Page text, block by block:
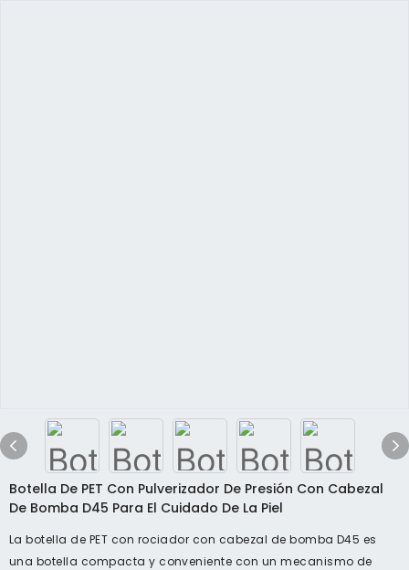
Botella De PET Con Pulverizador De Presión Con Cabezal
De Bomba D45 Para El Cuidado De La Piel
La botella de PET con rociador con cabezal de bomba D45 es
una botella compacta y conveniente con un mecanismo de